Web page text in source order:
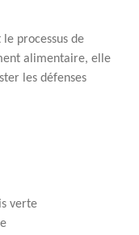
processus de
alimentaire, elle
les défenses
verte